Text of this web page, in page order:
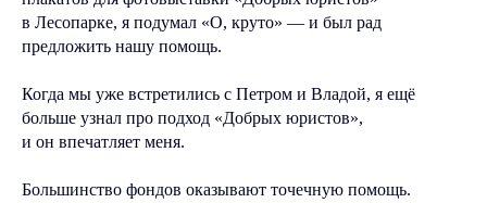
в Лесопарке, я подумал «О, круто» — и был рад
предложить нашу помощь.
Когда мы уже встретились с Петром и Владой, я ещё
больше узнал про подход «Добрых юристов»,
и он впечатляет меня.
Большинство фондов оказывают точечную помощь.